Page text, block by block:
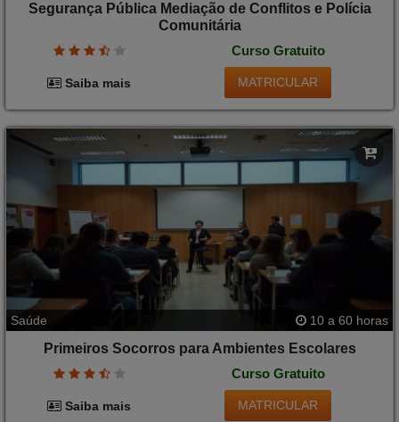
Segurança Pública Mediação de Conflitos e Polícia
Comunitária
Curso Gratuito
Saiba mais MATRICULAR
Saúde 10 a 60 horas
Primeiros Socorros para Ambientes Escolares
Curso Gratuito
Saiba mais MATRICULAR